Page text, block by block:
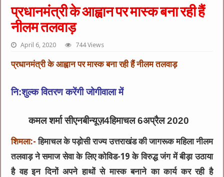
प्रधानमंत्री के आह्वान पर मास्क बना रही हैं
नीलम तलवाड़
April 6, 2020 744 Views
प्रधानमंत्री के आह्वान पर मास्क बना रही हैं नीलम तलवाड़
नि:शुल्क वितरण करेंगी जोगीवाला में
कमल शर्मा सीएनबीन्यूज़4हिमाचल 6अप्रैल 2020
शिमला:- हिमाचल के पड़ोसी राज्य उत्तराखंड की जागरूक महिला नीलम
तलवाड़ ने समाज सेवा के लिए कोविड-19 के विरुद्ध जंग में बीड़ा उठाया
है वह इन दिनों अपने हाथों से मास्क बनाने का कार्य कर रही है